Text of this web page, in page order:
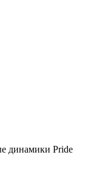
динамики Pride